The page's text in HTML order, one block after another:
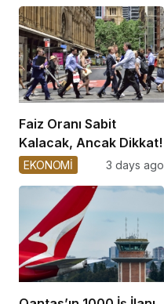
Faiz Oranı Sabit
Kalacak, Ancak Dikkat!
EKONOMİ 3 days ago